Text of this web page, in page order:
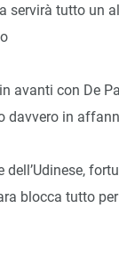
servirà tutto un
avanti con De
davvero in
dell’Udinese,
blocca tutto